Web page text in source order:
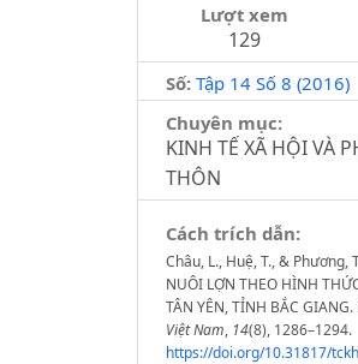
Lượt xem
129
Số: Tập 14 Số 8 (2016)
Chuyên mục:
KINH TẾ XÃ HỘI VÀ
THÔN
Cách trích dẫn:
Châu, L., Huệ, T., & Phương,
NUÔI LỢN THEO HÌNH
TÂN YÊN, TỈNH BẮC GIANG.
Việt Nam, 14(8), 1286–1294.
https://doi.org/10.31817/